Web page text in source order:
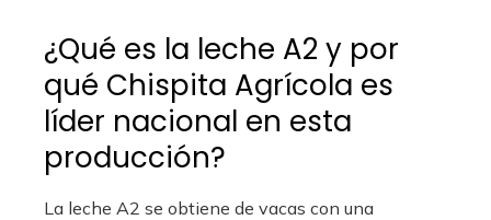
¿Qué es la leche A2 y por
qué Chispita Agrícola es
líder nacional en esta
producción?
La leche A2 se obtiene de vacas con una